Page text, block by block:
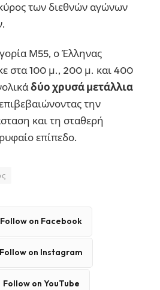
των διεθνών αγώνων
Μ55, ο Έλληνας
στα 100 μ., 200 μ. και 400
δύο χρυσά μετάλλια
την
και τη σταθερή
επίπεδο.
Follow on Facebook
Follow on Instagram
Follow on YouTube